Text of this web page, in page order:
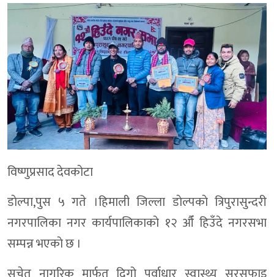
विष्णुप्रसाद देवकोटा
डाेल्पा,पुस ५ गते ।हिमाली जिल्ला डाेल्पकाे त्रिपुरासुन्दरी
नगरपालिका नगर कार्यपालिकाकाे १२ औँ हिउँदे नगरसभा
सम्पन्न भएकाे छ ।